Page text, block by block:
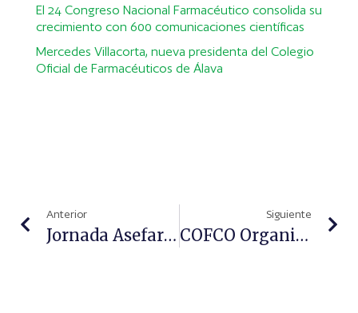
El 24 Congreso Nacional Farmacéutico consolida su
crecimiento con 600 comunicaciones científicas
Mercedes Villacorta, nueva presidenta del Colegio
Oficial de Farmacéuticos de Álava
Anterior
Jornada Asefarma: Gestión De Equipos Y Resolución De Conflictos En La Farmacia
Siguiente
COFCO Organiza Un Curso De Detección De Pacientes Con Vejiga Hiperactiva